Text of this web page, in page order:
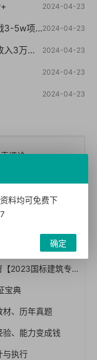
2024-04-23
2024-04-23
5w项目
2024-04-23
个实操法
2024-04-23
2024-04-23
评论
装图集-254本【01-0014】
标建筑专业图集大全】
宝典
、历年真题
、能力变成钱
与执行
料均可免费下
确定